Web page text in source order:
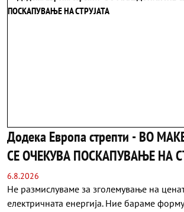
Додека Европа стрепти - ВО
СЕ ОЧЕКУВА ПОСКАПУВАЊЕ НА
6.8.2026
Не размислуваме за зголемување на
електричната енергија. Ние бараме